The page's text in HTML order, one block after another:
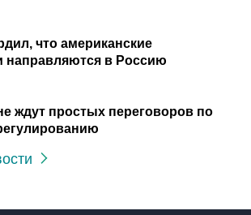
что американские
направляются в Россию
ждут простых переговоров по